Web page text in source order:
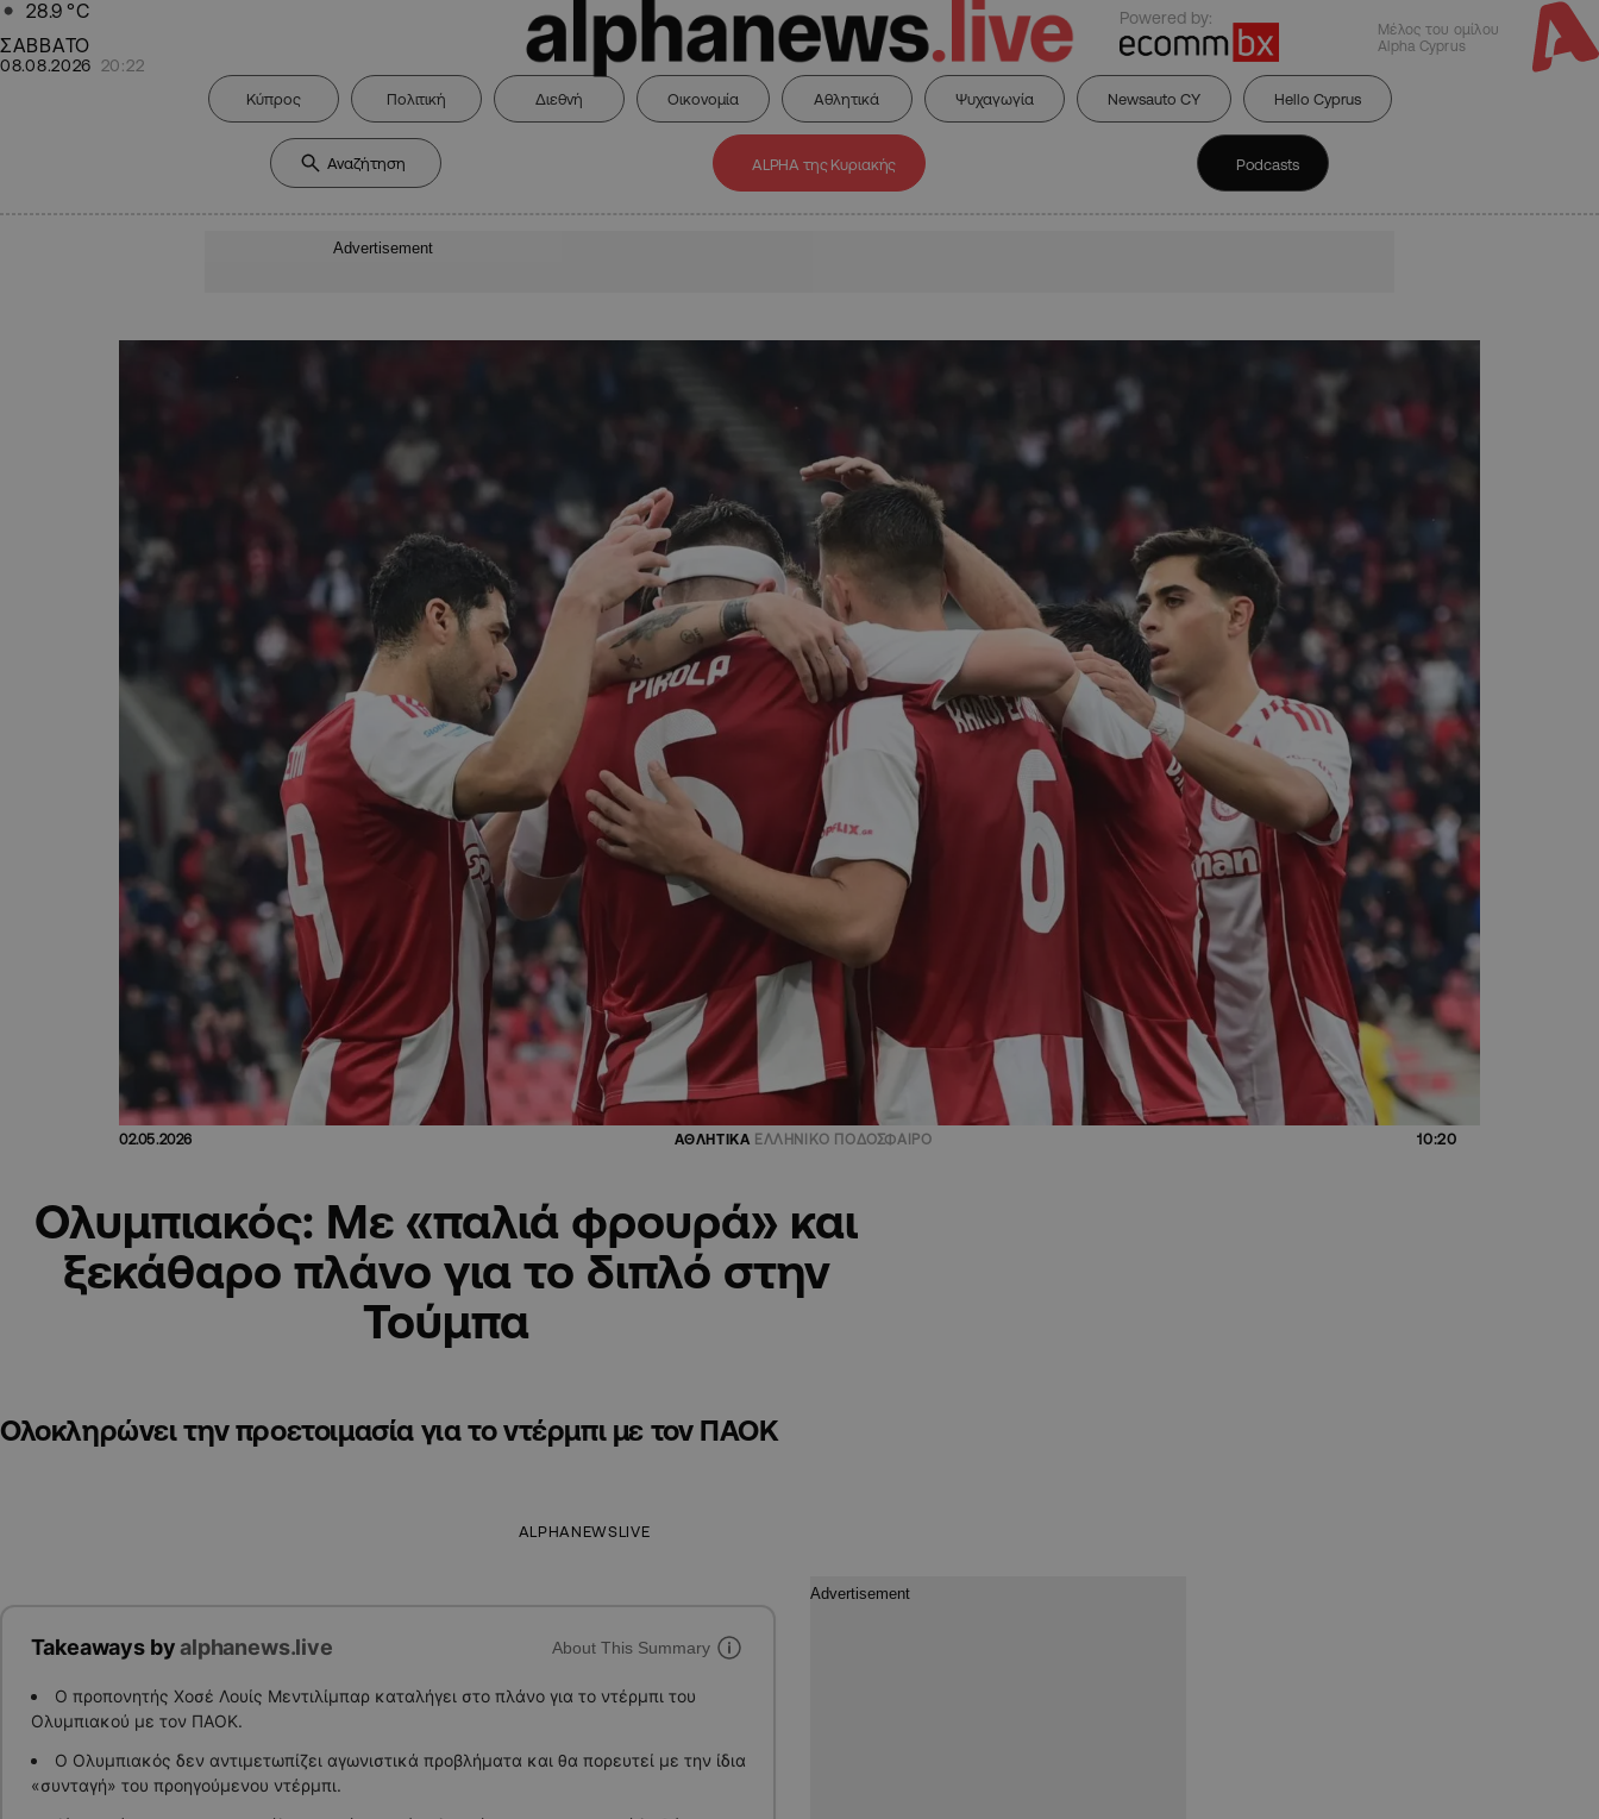
28.9 °C
ΣΑΒΒΑΤΟ
08.08.2026 20:22
Powered by:
Μέλος του ομίλου
Alpha Cyprus
Κύπρος Πολιτική Διεθνή Οικονομία Αθλητικά Ψυχαγωγία Newsauto CY Hello Cyprus
ALPHA της Κυριακής Podcasts
Advertisement
02.05.2026 ΑΘΛΗΤΙΚΑ ΕΛΛΗΝΙΚΟ ΠΟΔΟΣΦΑΙΡΟ 10:20
Ολυμπιακός: Με «παλιά φρουρά» και
ξεκάθαρο πλάνο για το διπλό στην
Τούμπα
Ολοκληρώνει την προετοιμασία για το ντέρμπι με τον ΠΑΟΚ
ALPHANEWSLIVE
Takeaways byalphanews.live About This Summary
Ο προπονητής Χοσέ Λουίς Μεντιλίμπαρ καταλήγει στο πλάνο για το ντέρμπι του
Ολυμπιακού με τον ΠΑΟΚ.
Ο Ολυμπιακός δεν αντιμετωπίζει αγωνιστικά προβλήματα και θα πορευτεί με την ίδια
«συνταγή» του προηγούμενου ντέρμπι.